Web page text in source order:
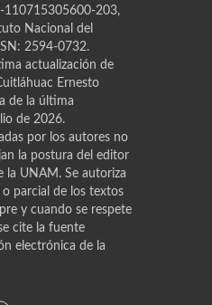
110715305600-203,
Nacional del
2594-0732.
actualización de
Ernesto
de la última
de 2026.
por los autores no
la postura del editor
la UNAM. Se autoriza
parcial de los textos
y cuando se respete
cite la fuente
electrónica de la